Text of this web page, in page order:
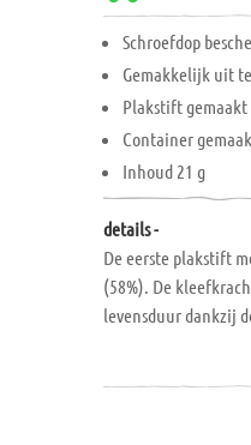
Schroefdop
Gemakkelijk uit
Plakstift gemaakt
Container
Inhoud 21 g
details -
De eerste plakstift
(58%). De
levensduur dankzij